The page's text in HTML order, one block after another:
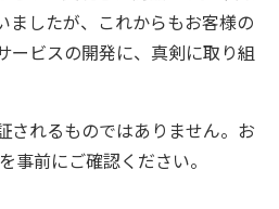
ましたが、これからもお客様の
ービスの開発に、真剣に取り組
れるものではありません。お
事前にご確認ください。